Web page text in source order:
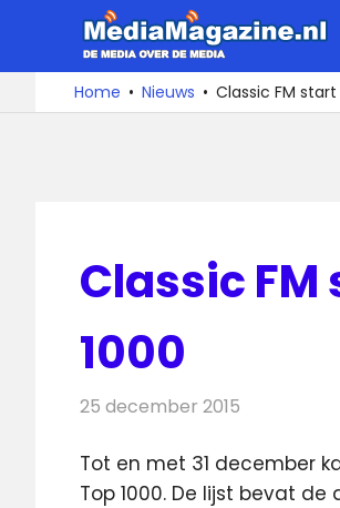
de
De
media
over
Home Nieuws Classic FM
Classic FM
1000
25 december 2015
Tot en met 31 december
Top 1000. De lijst bevat